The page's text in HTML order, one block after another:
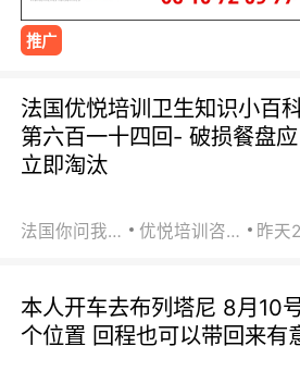
推广
法国优悦培训卫生知识小百
第六百一十四回- 破损餐盘应
立即淘汰
法国你问我答 优悦培训咨询 昨天
本人开车去布列塔尼 8月10
个位置 回程也可以带回来有